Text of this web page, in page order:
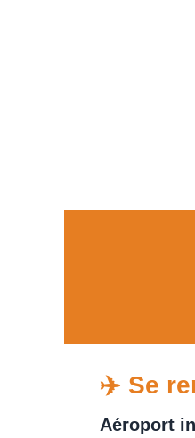
✈️ Se
Aéroport